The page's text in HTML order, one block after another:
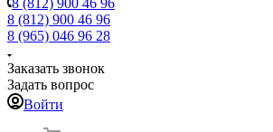
8 (812) 900 46 96
8 (812) 900 46 96
8 (965) 046 96 28
Заказать звонок
Задать вопрос
Войти